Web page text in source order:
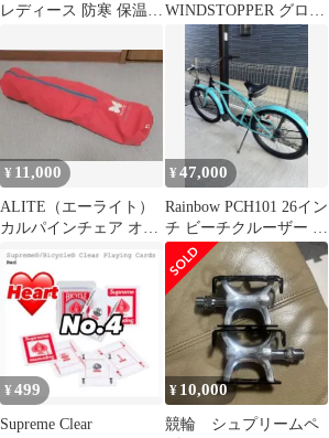
レディース 防寒 保温
ク
WINDSTOPPER グロー
ブ ブラック
¥ 11,000
ALITE（エーライト）
カルパインチェア オレ
¥47,000
Rainbow PCH101 26イン
チ ビーチクルーザー 自
転車 ターコイズ
¥ 499
Supreme Clear
¥ 10,000
競輪 シュプリームペ